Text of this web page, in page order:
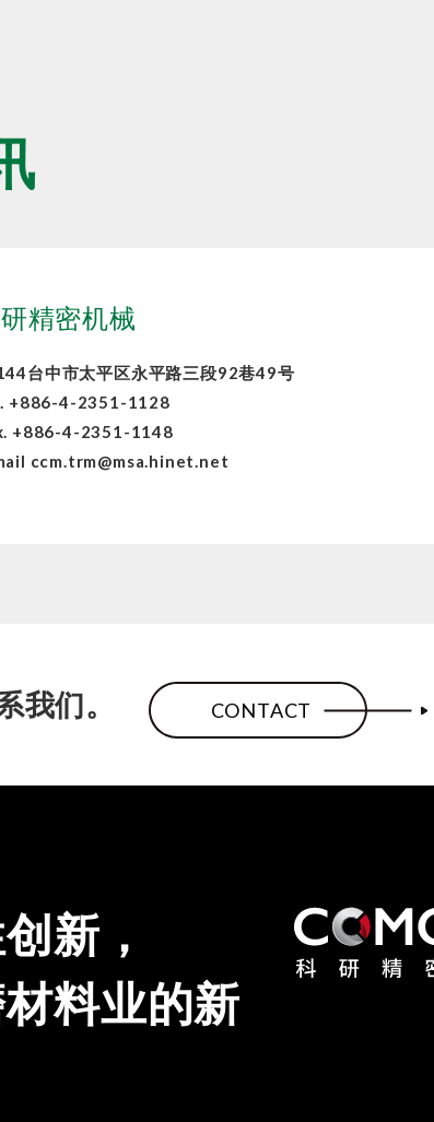
精密机械
台中市太平区永平路三段92巷49号
+886-4-2351-1128
+886-4-2351-1148
ccm.trm@msa.hinet.net
我们。 CONTACT
新，
料业的新